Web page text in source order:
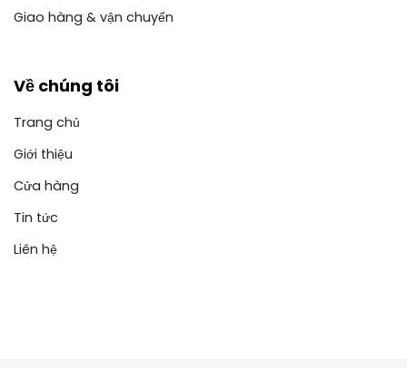
Giao hàng & vận chuyển
Về chúng tôi
Trang chủ
Giới thiệu
Cửa hàng
Tin tức
Liên hệ